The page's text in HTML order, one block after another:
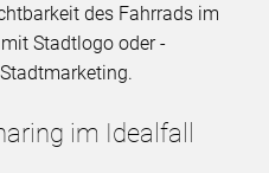
des Fahrrads im
Stadtlogo oder -
im Idealfall